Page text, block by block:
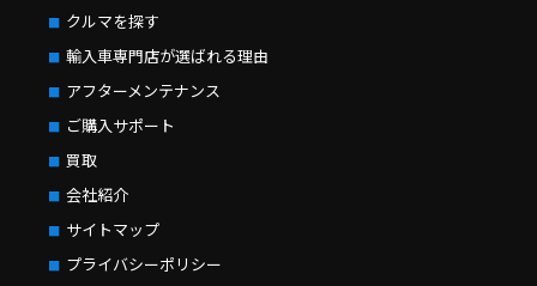
クルマを探す
輸入車専門店が選ばれる理由
アフターメンテナンス
ご購入サポート
買取
会社紹介
サイトマップ
プライバシーポリシー